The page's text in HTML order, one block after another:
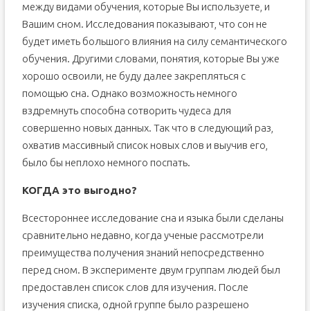
между видами обучения, которые Вы используете, и
Вашим сном. Исследования показывают, что сон не
будет иметь большого влияния на силу семантического
обучения. Другими словами, понятия, которые Вы уже
хорошо освоили, не буду далее закрепляться с
помощью сна. Однако возможность немного
вздремнуть способна сотворить чудеса для
совершенно новых данных. Так что в следующий раз,
охватив массивный список новых слов и выучив его,
было бы неплохо немного поспать.
КОГДА это выгодно?
Всестороннее исследование сна и языка были сделаны
сравнительно недавно, когда ученые рассмотрели
преимущества получения знаний непосредственно
перед сном. В эксперименте двум группам людей был
предоставлен список слов для изучения. После
изучения списка, одной группе было разрешено